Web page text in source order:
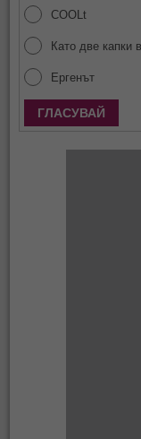
COOLt
Като две капки
Ергенът